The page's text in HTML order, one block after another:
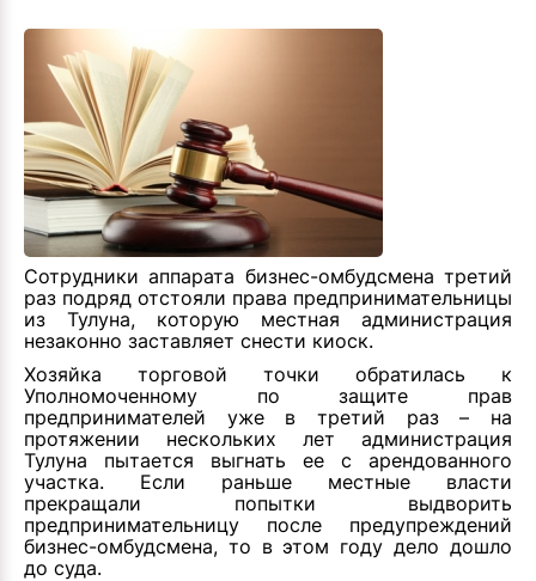
Сотрудники аппарата бизнес-омбудсмена третий
раз подряд отстояли права предпринимательницы
из Тулуна, которую местная администрация
незаконно заставляет снести киоск.
Хозяйка торговой точки обратилась к
Уполномоченному по защите прав
предпринимателей уже в третий раз – на
протяжении нескольких лет администрация
Тулуна пытается выгнать ее с арендованного
участка. Если раньше местные власти
прекращали попытки выдворить
предпринимательницу после предупреждений
бизнес-омбудсмена, то в этом году дело дошло
до суда.